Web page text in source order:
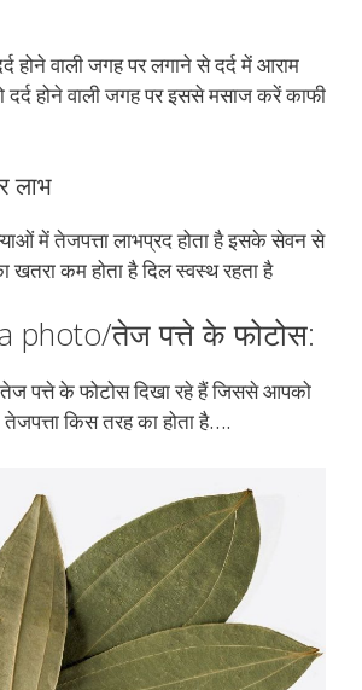
होने वाली जगह पर लगाने से दर्द में आराम
दर्द होने वाली जगह पर इससे मसाज करें काफी
लाभ
में तेजपत्ता लाभप्रद होता है इसके सेवन से
खतरा कम होता है दिल स्वस्थ रहता है
photo/तेज पत्ते के फोटोस:
पत्ते के फोटोस दिखा रहे हैं जिससे आपको
तेजपत्ता किस तरह का होता है….